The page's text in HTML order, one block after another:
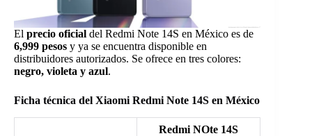
El precio oficial del Redmi Note 14S en México es de
6,999 pesos y ya se encuentra disponible en
distribuidores autorizados. Se ofrece en tres colores:
negro, violeta y azul.
Ficha técnica del Xiaomi Redmi Note 14S en México
Redmi NOte 14S